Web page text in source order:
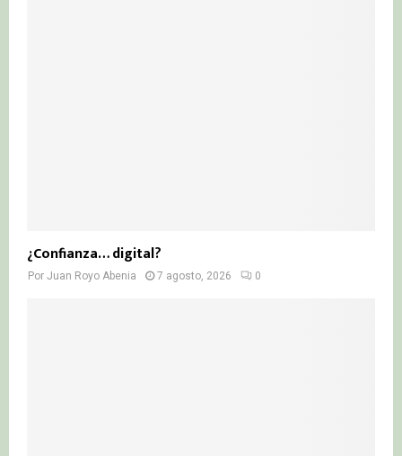
¿Confianza… digital?
Por Juan Royo Abenia 7 agosto, 2026 0